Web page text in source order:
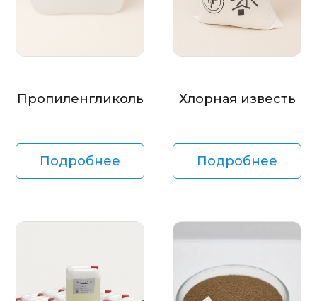
Пропиленгликоль
Подробнее
Хлорная известь
Подробнее